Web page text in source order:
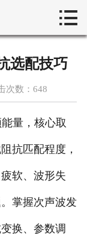
合作产品
服务案例
关于我们

选配技巧
次数： 648
量，核心取
抗匹配程度，
软、波形失
掌握次声波发
换、参数调